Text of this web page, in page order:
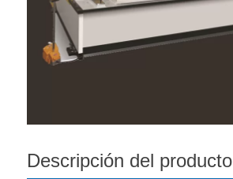
Descripción del producto